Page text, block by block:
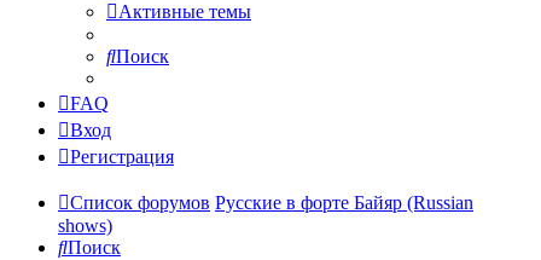
Активные темы
Поиск
FAQ
Вход
Регистрация
Список форумов Русские в форте Байяр (Russian
shows)
Поиск